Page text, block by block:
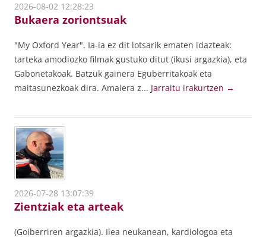
2026-08-02 12:28:23
Bukaera zoriontsuak
"My Oxford Year". Ia-ia ez dit lotsarik ematen idazteak:
tarteka amodiozko filmak gustuko ditut (ikusi argazkia), eta
Gabonetakoak. Batzuk gainera Eguberritakoak eta
maitasunezkoak dira. Amaiera z... Jarraitu irakurtzen →
2026-07-28 13:07:39
Zientziak eta arteak
(Goiberriren argazkia). Ilea neukanean, kardiologoa eta